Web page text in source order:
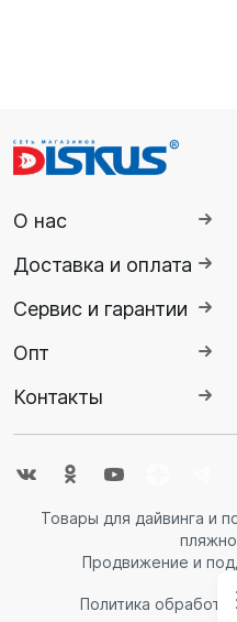
Аксессуары Ножи,
Аксессуары Ласты
Аксессуары Очки
ГидрокостюмыОбувь
Гидрокостюмы
Гермопродукция
О нас
Доставка и оплата
Сервис и гарантии
Опт
Контакты
Товары для дайвинга и
Продвижение и
Политика